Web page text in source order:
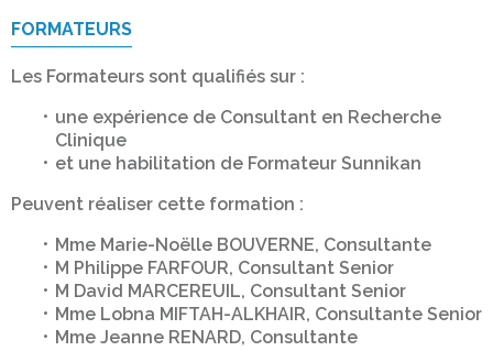
FORMATEURS
Les Formateurs sont qualifiés sur :
une expérience de Consultant en Recherche
Clinique
et une habilitation de Formateur Sunnikan
Peuvent réaliser cette formation :
Mme Marie-Noëlle BOUVERNE, Consultante
M Philippe FARFOUR, Consultant Senior
M David MARCEREUIL, Consultant Senior
Mme Lobna MIFTAH-ALKHAIR, Consultante Senior
Mme Jeanne RENARD, Consultante